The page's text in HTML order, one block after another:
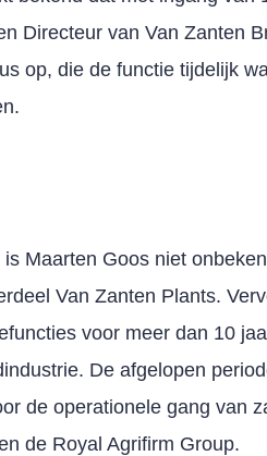
Directeur van Van Zanten
op, die de functie tijdelijk
Maarten Goos niet
Van Zanten Plants.
voor meer dan 10
De afgelopen
de operationele gang van
de Royal Agrifirm Group.